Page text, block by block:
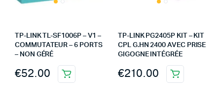
TP-LINK TL-SF1006P – V1 –
COMMUTATEUR – 6 PORTS
– NON GÉRÉ
€52.00
TP-LINK PG2405P KIT – KIT
CPL G.HN 2400 AVEC PRISE
GIGOGNE INTÉGRÉE
€210.00